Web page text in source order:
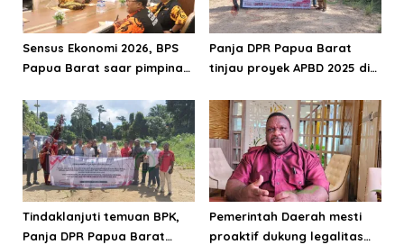
Sensus Ekonomi 2026, BPS
Papua Barat saar pimpinan
Panja DPR Papua Barat
tinjau proyek APBD 2025 di
Bintuni
Tindaklanjuti temuan BPK,
Panja DPR Papua Barat
Pemerintah Daerah mesti
proaktif dukung legalitas